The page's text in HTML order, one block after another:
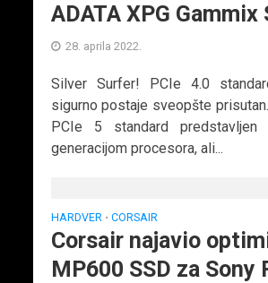
ADATA XPG Gammix
28. aprila 2022.
Silver Surfer! PCIe 4.0
sigurno postaje sveopšte
PCIe 5 standard
generacijom procesora, ali...
HARDVER • CORSAIR
Corsair najavio
MP600 SSD za Sony